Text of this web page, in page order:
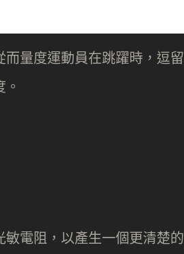
量度運動員在跳躍時，逗留
電阻，以產生一個更清楚的